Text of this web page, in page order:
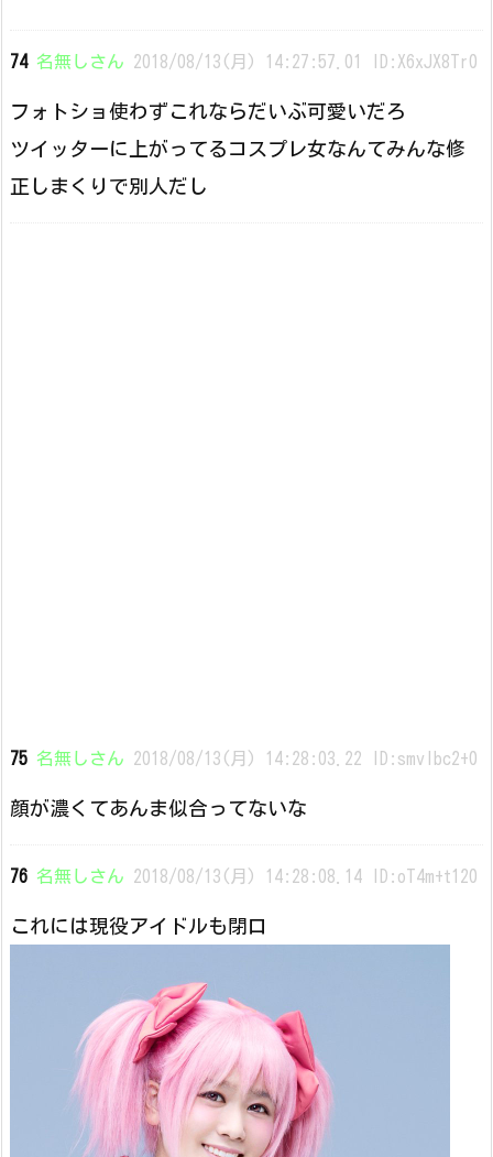
74 名無しさん 2018/08/13(月) 14:27:57.01 ID:X6xJX8Tr0
フォトショ使わずこれならだいぶ可愛いだろ
ツイッターに上がってるコスプレ女なんてみんな修
正しまくりで別人だし
75 名無しさん 2018/08/13(月) 14:28:03.22 ID:smvIbc2+0
顔が濃くてあんま似合ってないな
76 名無しさん 2018/08/13(月) 14:28:08.14 ID:oT4m+t120
これには現役アイドルも閉口